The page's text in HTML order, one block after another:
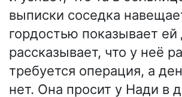
выписки соседка
гордостью показывает
рассказывает, что у неё
требуется операция, а
нет. Она просит у Нади в